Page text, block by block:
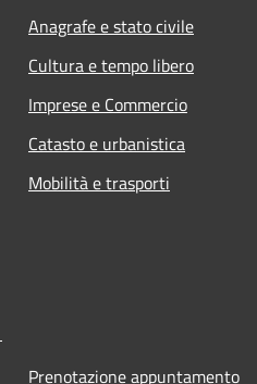
Anagrafe e stato civile
Cultura e tempo libero
Imprese e Commercio
Catasto e urbanistica
Mobilità e trasporti
Prenotazione appuntamento